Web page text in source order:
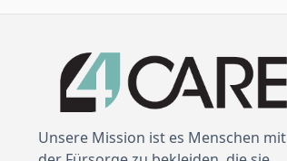
Unsere Mission ist es Menschen mit